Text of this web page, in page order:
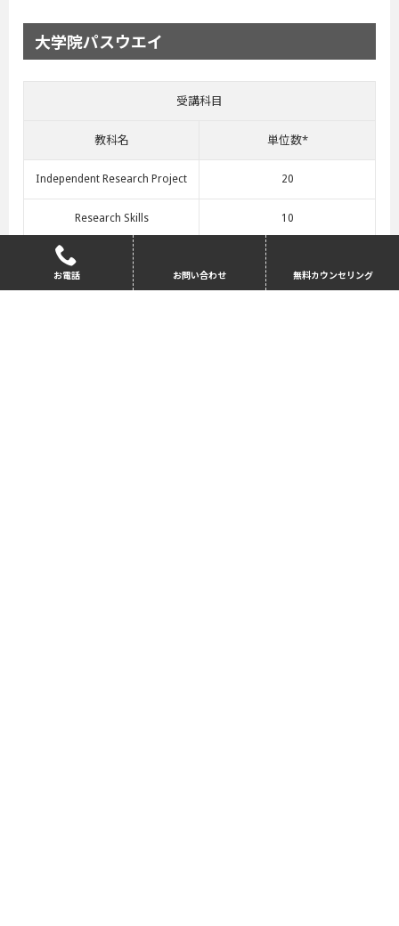
大学院パスウエイ
受講科目
教科名 単位数*
Independent Research Project 20
Research Skills 10
International Commercial Law
お電話 お問い合わせ 無料カウンセリング